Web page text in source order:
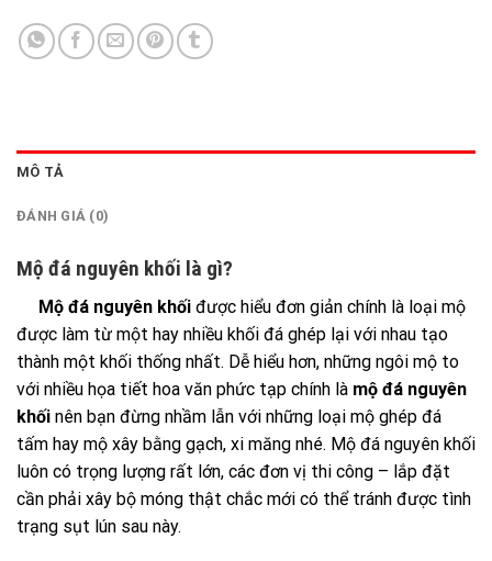
MÔ TẢ
ĐÁNH GIÁ (0)
Mộ đá nguyên khối là gì?
Mộ đá nguyên khối được hiểu đơn giản chính là loại mộ
được làm từ một hay nhiều khối đá ghép lại với nhau tạo
thành một khối thống nhất. Dễ hiểu hơn, những ngôi mộ to
với nhiều họa tiết hoa văn phức tạp chính là mộ đá nguyên
khối nên bạn đừng nhầm lẫn với những loại mộ ghép đá
tấm hay mộ xây bằng gạch, xi măng nhé. Mộ đá nguyên khối
luôn có trọng lượng rất lớn, các đơn vị thi công – lắp đặt
cần phải xây bộ móng thật chắc mới có thể tránh được tình
trạng sụt lún sau này.